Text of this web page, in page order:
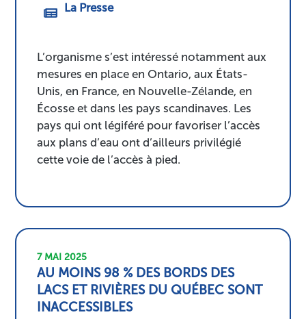
La Presse
L’organisme s’est intéressé notamment aux
mesures en place en Ontario, aux États-
Unis, en France, en Nouvelle-Zélande, en
Écosse et dans les pays scandinaves. Les
pays qui ont légiféré pour favoriser l’accès
aux plans d’eau ont d’ailleurs privilégié
cette voie de l’accès à pied.
7 MAI 2025
AU MOINS 98 % DES BORDS DES
LACS ET RIVIÈRES DU QUÉBEC SONT
INACCESSIBLES